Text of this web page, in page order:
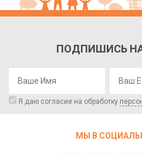
ПОДПИШИСЬ
Я даю согласие на обработку
МЫ В